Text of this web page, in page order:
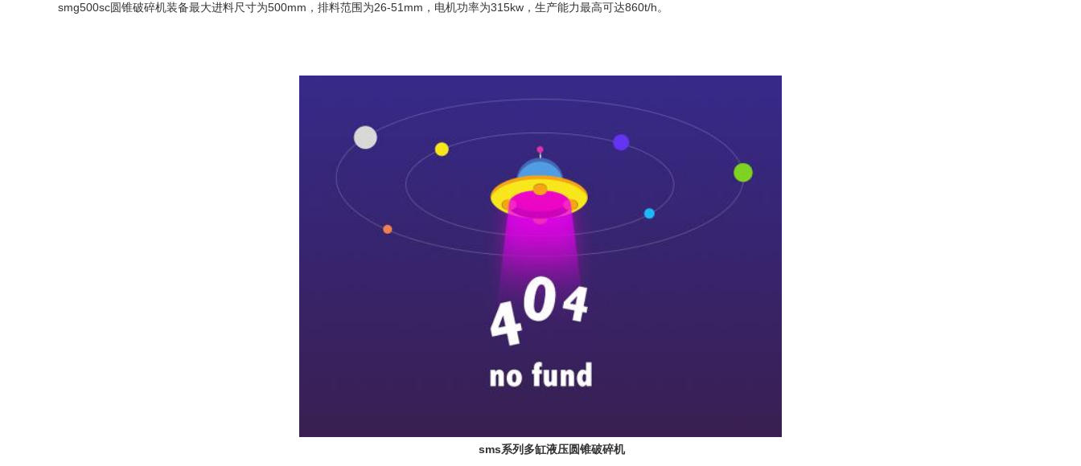
smg500sc圆锥破碎机装备最大进料尺寸为500mm，排料范围为26-51mm，电机功率为315kw，生产能力最高可达860t/h。
sms系列多缸液压圆锥破碎机